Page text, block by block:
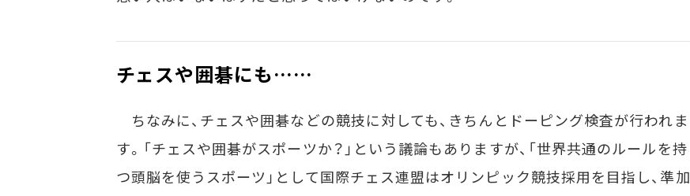
チェスや囲碁にも……
ちなみに、チェスや囲碁などの競技に対しても、きちんとドーピング検査が行われま
す。「チェスや囲碁がスポーツか？」という議論もありますが、「世界共通のルールを持
つ頭脳を使うスポーツ」として国際チェス連盟はオリンピック競技採用を目指し、準加